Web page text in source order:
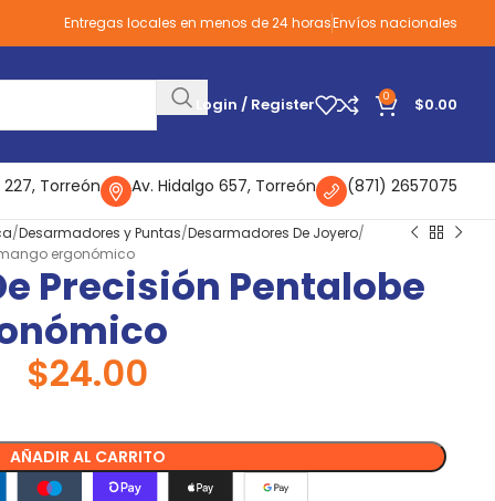
Entregas locales en menos de 24 horasEnvíos nacionales
Login / Register 0 $0.00
Torreón Av. Hidalgo 657, Torreón (871) 2657075
Desarmadores y Puntas Desarmadores De Joyero
ergonómico
Precisión Pentalobe
$24.00
AÑADIR AL CARRITO